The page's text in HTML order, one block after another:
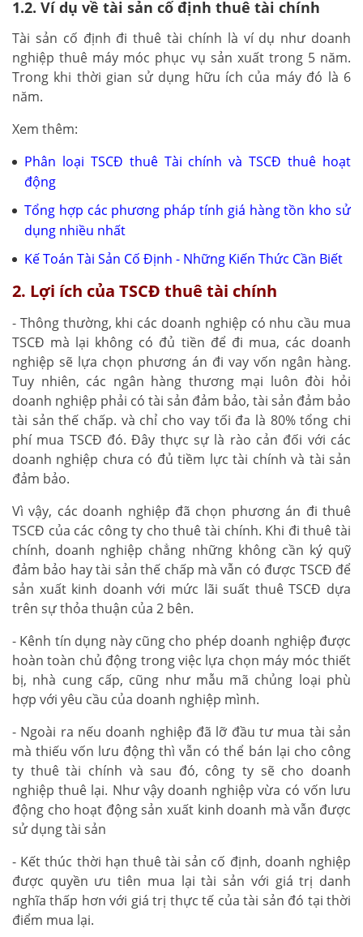
1.2. Ví dụ về tài sản cố định thuê tài chính
Tài sản cố định đi thuê tài chính là ví dụ như doanh
nghiệp thuê máy móc phục vụ sản xuất trong 5 năm.
Trong khi thời gian sử dụng hữu ích của máy đó là 6
năm.
Xem thêm:
Phân loại TSCĐ thuê Tài chính và TSCĐ thuê hoạt
động
Tổng hợp các phương pháp tính giá hàng tồn kho sử
dụng nhiều nhất
Kế Toán Tài Sản Cố Định - Những Kiến Thức Cần Biết
2. Lợi ích của TSCĐ thuê tài chính
- Thông thường, khi các doanh nghiệp có nhu cầu mua
TSCĐ mà lại không có đủ tiền để đi mua, các doanh
nghiệp sẽ lựa chọn phương án đi vay vốn ngân hàng.
Tuy nhiên, các ngân hàng thương mại luôn đòi hỏi
doanh nghiệp phải có tài sản đảm bảo, tài sản đảm bảo
tài sản thế chấp. và chỉ cho vay tối đa là 80% tổng chi
phí mua TSCĐ đó. Đây thực sự là rào cản đối với các
doanh nghiệp chưa có đủ tiềm lực tài chính và tài sản
đảm bảo.
Vì vậy, các doanh nghiệp đã chọn phương án đi thuê
TSCĐ của các công ty cho thuê tài chính. Khi đi thuê tài
chính, doanh nghiệp chẳng những không cần ký quỹ
đảm bảo hay tài sản thế chấp mà vẫn có được TSCĐ để
sản xuất kinh doanh với mức lãi suất thuê TSCĐ dựa
trên sự thỏa thuận của 2 bên.
- Kênh tín dụng này cũng cho phép doanh nghiệp được
hoàn toàn chủ động trong việc lựa chọn máy móc thiết
bị, nhà cung cấp, cũng như mẫu mã chủng loại phù
hợp với yêu cầu của doanh nghiệp mình.
- Ngoài ra nếu doanh nghiệp đã lỡ đầu tư mua tài sản
mà thiếu vốn lưu động thì vẫn có thể bán lại cho công
ty thuê tài chính và sau đó, công ty sẽ cho doanh
nghiệp thuê lại. Như vậy doanh nghiệp vừa có vốn lưu
động cho hoạt động sản xuất kinh doanh mà vẫn được
sử dụng tài sản
- Kết thúc thời hạn thuê tài sản cố định, doanh nghiệp
được quyền ưu tiên mua lại tài sản với giá trị danh
nghĩa thấp hơn với giá trị thực tế của tài sản đó tại thời
điểm mua lại.